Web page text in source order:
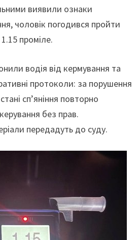
виявили ознаки
чоловік погодився пройти
проміле.
водія від кермування та
протоколи: за порушення
сп’яніння повторно
без прав.
передадуть до суду.